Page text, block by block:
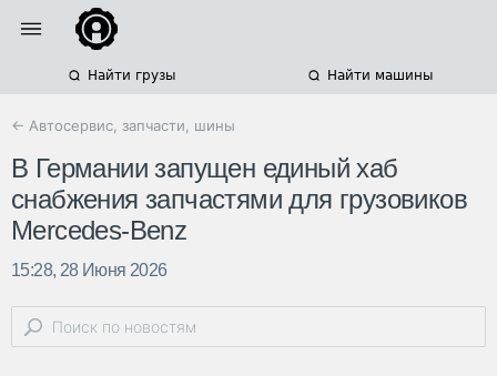
Найти грузы Найти машины
← Автосервис, запчасти, шины
В Германии запущен единый хаб
снабжения запчастями для грузовиков
Mercedes-Benz
15:28, 28 Июня 2026